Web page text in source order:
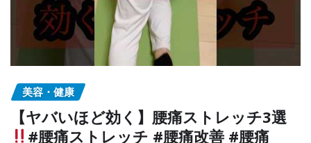
美容・健康
【ヤバいほど効く】腰痛ストレッチ3選
#腰痛ストレッチ #腰痛改善 #腰痛